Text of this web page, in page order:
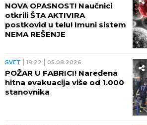
NOVA OPASNOST! Naučnici
otkrili ŠTA AKTIVIRA
postkovid u telu! Imuni sistem
NEMA REŠENJE
SVET 19:22 05.08.2026
POŽAR U FABRICI! Naređena
hitna evakuacija više od 1.000
stanovnika